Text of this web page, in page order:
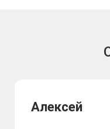
Алексей